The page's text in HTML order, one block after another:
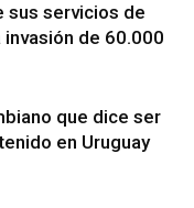
sus servicios de
de 60.000
que dice ser
en Uruguay